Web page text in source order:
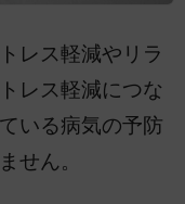
レス軽減やリラ
レス軽減につな
いる病気の予防
せん。